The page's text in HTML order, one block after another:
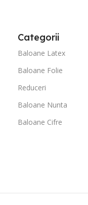
Categorii
Baloane Latex
Baloane Folie
Reduceri
Baloane Nunta
Baloane Cifre